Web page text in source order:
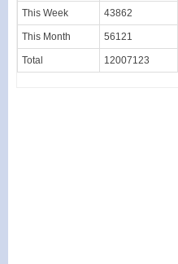
This Week 43862
This Month 56121
Total 12007123